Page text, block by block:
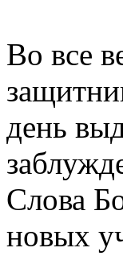
Во все
день
Слова
новых